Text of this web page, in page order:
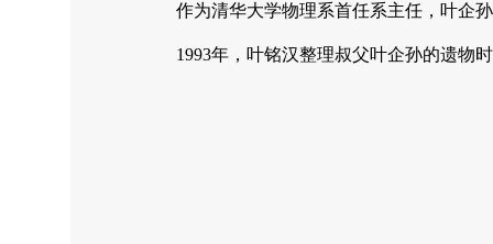
作为清华大学物理系首任系主任，叶企
1993年，叶铭汉整理叔父叶企孙的遗物